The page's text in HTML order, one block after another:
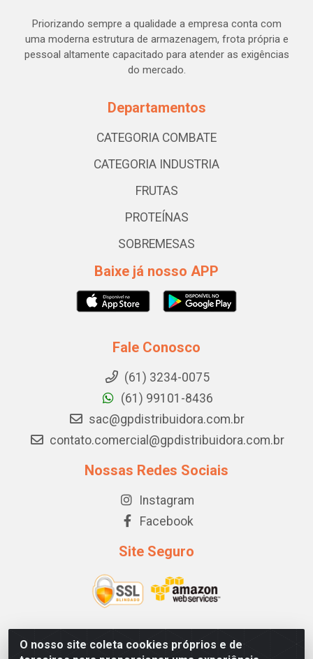
O nosso site coleta cookies próprios e de
Priorizando sempre a qualidade a empresa conta com
uma moderna estrutura de armazenagem, frota própria e
pessoal altamente capacitado para atender as exigências
do mercado.
Departamentos
CATEGORIA COMBATE
CATEGORIA INDUSTRIA
FRUTAS
PROTEÍNAS
SOBREMESAS
Baixe já nosso APP
Fale Conosco
(61) 3234-0075
(61) 99101-8436
sac@gpdistribuidora.com.br
contato.comercial@gpdistribuidora.com.br
Nossas Redes Sociais
Instagram
Facebook
Site Seguro
GP DISTRIBUIDORA - STRC TRECHO 1, LOTE 03/04 CJ A